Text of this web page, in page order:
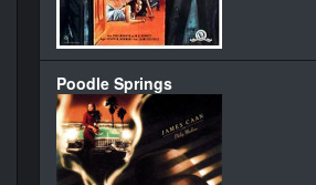
Poodle Springs